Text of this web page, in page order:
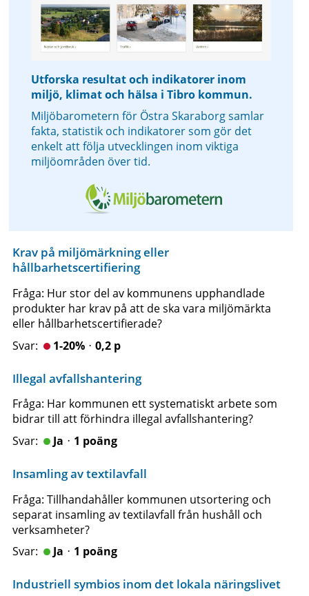
Utforska resultat och indikatorer inom
miljö, klimat och hälsa i Tibro kommun.
Miljöbarometern för Östra Skaraborg samlar
fakta, statistik och indikatorer som gör det
enkelt att följa utvecklingen inom viktiga
miljöområden över tid.
Krav på miljömärkning eller
hållbarhetscertifiering
Fråga: Hur stor del av kommunens upphandlade
produkter har krav på att de ska vara miljömärkta
eller hållbarhetscertifierade?
1-20%ᆞ0,2 p
Illegal avfallshantering
Fråga: Har kommunen ett systematiskt arbete som
bidrar till att förhindra illegal avfallshantering?
Jaᆞ1 poäng
Insamling av textilavfall
Fråga: Tillhandahåller kommunen utsortering och
separat insamling av textilavfall från hushåll och
verksamheter?
Jaᆞ1 poäng
Industriell symbios inom det lokala näringslivet